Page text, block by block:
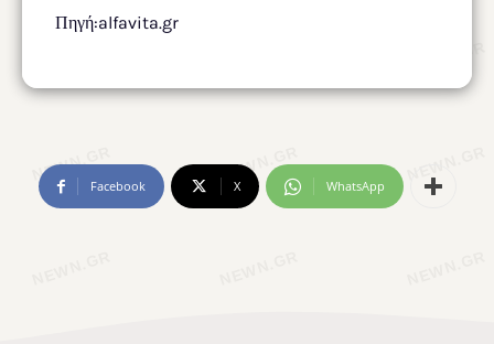
Πηγή:alfavita.gr
Facebook X WhatsApp